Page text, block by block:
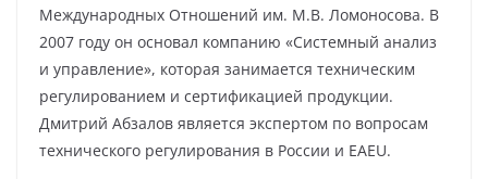
Международных Отношений им. М.В. Ломоносова. В
2007 году он основал компанию «Системный анализ
и управление», которая занимается техническим
регулированием и сертификацией продукции.
Дмитрий Абзалов является экспертом по вопросам
технического регулирования в России и EAEU.